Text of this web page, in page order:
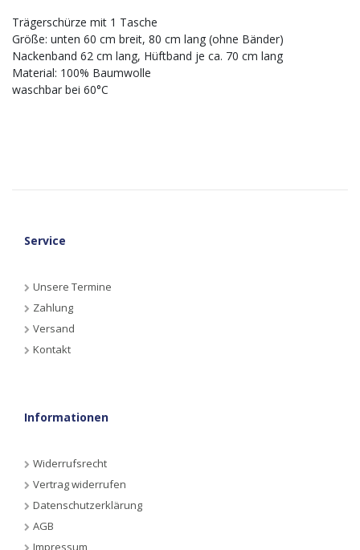
Trägerschürze mit 1 Tasche
Größe: unten 60 cm breit, 80 cm lang (ohne Bänder)
Nackenband 62 cm lang, Hüftband je ca. 70 cm lang
Material: 100% Baumwolle
waschbar bei 60°C
Service
Unsere Termine
Zahlung
Versand
Kontakt
Informationen
Widerrufsrecht
Vertrag widerrufen
Datenschutzerklärung
AGB